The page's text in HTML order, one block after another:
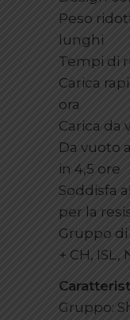
Peso
lunghi
Tempi di
Carica
ora
Carica da
Da vuoto
in 4,5 ore
Soddisfa
per la
Gruppo di
+ CH, ISL,
Gruppo: